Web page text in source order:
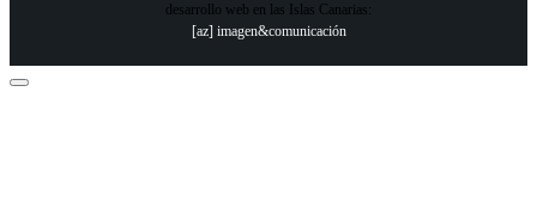
desarrollo web en las Islas Canarias:
[az] imagen&comunicación